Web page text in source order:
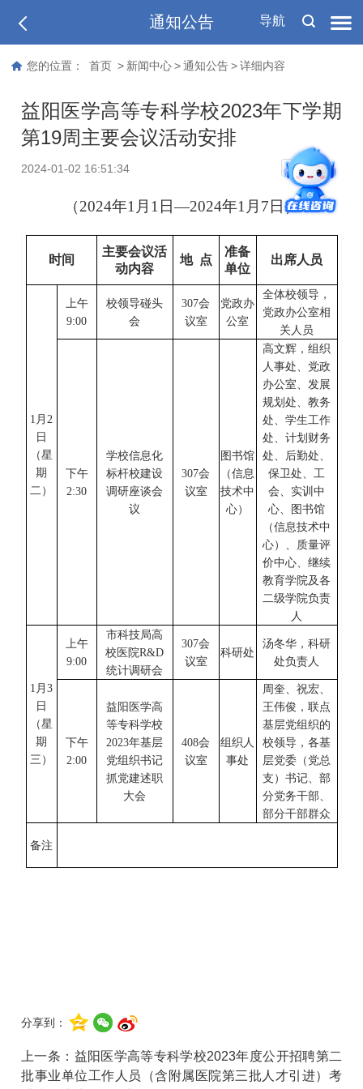
导航
通知公告
您的位置： 首页 > 新闻中心 > 通知公告 > 详细内容
益阳医学高等专科学校2023年下学期
第19周主要会议活动安排
2024-01-02 16:51:34 T T
（2024年1 月 1 日—2024年1 月 7日）
时间
主要会议活
动内容
地 点
准备
单位
出席人员
1 月 2
日
（星
期
二 ）
上午
9:00
校领导碰头
会
307会
议室
党政办
公室
全体校领导，
党政办公室相
关人员
下午
2:30
学校信息化
标杆校建设
调研座谈会
议
307会
议室
图书馆
（信息
技术中
心）
高文辉，组织
人事处、党政
办公室、发展
规划处、教务
处、学生工作
处、计划财务
处、后勤处、
保卫处、工
会、实训中
心、图书馆
（信息技术中
心）、质量评
价中心、继续
教育学院及各
二级学院负责
人
1 月 3
日
（星
期
三 ）
上午
9:00
市科技局高
校医院R&D
统计调研会
307会
议室
科研处
汤冬华，科研
处负责人
下午
2:00
益阳医学高
等专科学校
2023年基层
党组织书记
抓党建述职
大会
408会
议室
组织人
事处
周奎、祝宏、
王伟俊，联点
基层党组织的
校领导，各基
层党委（党总
支）书记、部
分党务干部、
部分干部群众
备注
分享到：
上一条： 益阳医学高等专科学校2023年度公开招聘第二
批事业单位工作人员（含附属医院第三批人才引进）考